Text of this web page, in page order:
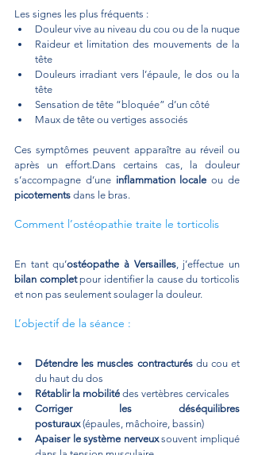
Les signes les plus fréquents :
Douleur vive au niveau du cou ou de la nuque
Raideur et limitation des mouvements de la
tête
Douleurs irradiant vers l’épaule, le dos ou la
tête
Sensation de tête “bloquée” d’un côté
Maux de tête ou vertiges associés
Ces symptômes peuvent apparaître au réveil ou
après un effort.Dans certains cas, la douleur
s’accompagne d’une inflammation locale
picotements dans le bras.
Comment l’ostéopathie traite le torticolis
En tant qu’ostéopathe à Versailles
bilan complet pour identifier la cause du torticolis
et non pas seulement soulager la douleur.
L’objectif de la séance :
Détendre les muscles contracturés du cou et
du haut du dos
Rétablir la mobilité des vertèbres cervicales
Corriger les déséquilibres
posturaux (épaules, mâchoire, bassin)
Apaiser le système nerveux souvent impliqué